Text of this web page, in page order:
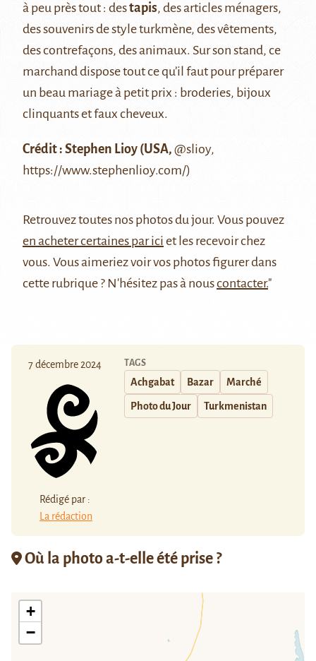
à peu près tout : destapis, des articles ménagers,
des souvenirs de style turkmène, des vêtements,
des contrefaçons, des animaux. Sur son stand, ce
marchand dispose tout ce qu’il faut pour préparer
un beau mariage à petit prix : broderies, bijoux
clinquants et faux cheveux.
Crédit : Stephen Lioy (USA, @slioy,
https://www.stephenlioy.com/)
Retrouveztoutes nos photos du jour. Vous pouvez
en acheter certaines par ici et les recevoir chez
vous. Vous aimeriez voir vos photos figurer dans
cette rubrique ? N'hésitez pas à nouscontacter."
7 décembre 2024
Rédigé par :
La rédaction
TAGS
Achgabat Bazar Marché
Photo du Jour Turkmenistan
Où la photo a-t-elle été prise ?
+
−